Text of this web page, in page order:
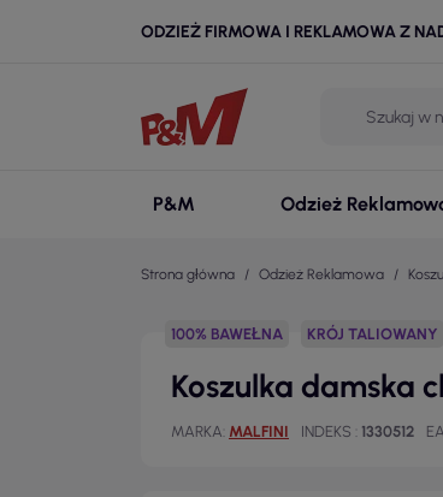
ODZIEŻ FIRMOWA I REKLAMOWA Z
P&M Odzież
Strona główna Odzież Reklamowa
100% BAWEŁNA KRÓJ TALIOWANY
Koszulka damska
MARKA MALFINI INDEKS 1330512